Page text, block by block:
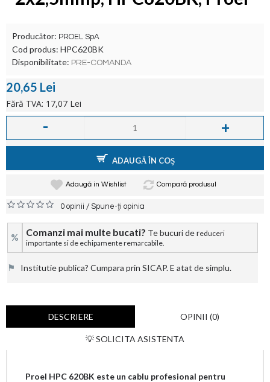
Producător: PROEL SpA
Cod produs: HPC620BK
Disponibilitate: PRE-COMANDA
20,65 Lei
Fără TVA: 17,07 Lei
- +
ADAUGĂ ÎN COŞ
Adaugă in Wishlist Compară produsul
0 opinii /Spune-ţi opinia
% Comanzi mai multe bucati? Te bucuri de reduceri
importante si de echipamente remarcabile.
⚑ Institutie publica? Cumpara prin SICAP. E atat de simplu.
DESCRIERE OPINII (0)
💡 SOLICITA ASISTENTA
Proel HPC 620BK este un cablu profesional pentru